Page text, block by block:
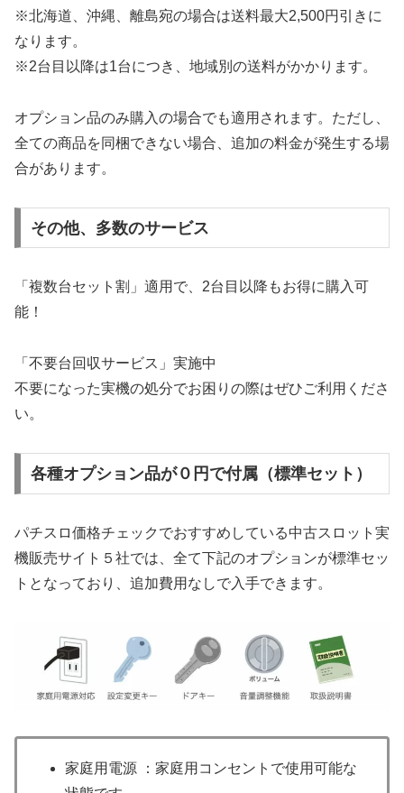
※北海道、沖縄、離島宛の場合は送料最大2,500円引きに
なります。
※2台目以降は1台につき、地域別の送料がかかります。
オプション品のみ購入の場合でも適用されます。ただし、
全ての商品を同梱できない場合、追加の料金が発生する場
合があります。
その他、多数のサービス
「複数台セット割」適用で、2台目以降もお得に購入可
能！
「不要台回収サービス」実施中
不要になった実機の処分でお困りの際はぜひご利用くださ
い。
各種オプション品が０円で付属（標準セット）
パチスロ価格チェックでおすすめしている中古スロット実
機販売サイト５社では、全て下記のオプションが標準セッ
トとなっており、追加費用なしで入手できます。
家庭用電源 ：家庭用コンセントで使用可能な